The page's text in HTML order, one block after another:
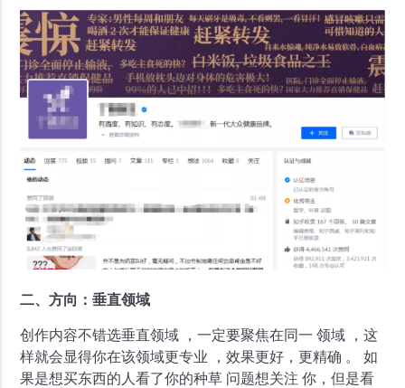
二、方向：垂直领域
创作内容不错选垂直领域 ，一定要聚焦在同一 领域 ，这
样就会显得你在该领域更专业 ，效果更好，更精确 。 如
果是想买东西的人看了你的种草 问题想关注 你，但是看